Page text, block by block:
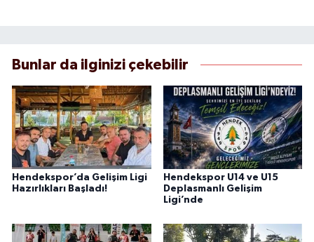
Bunlar da ilginizi çekebilir
Hendekspor’da Gelişim Ligi
Hazırlıkları Başladı!
Hendekspor U14 ve U15
Deplasmanlı Gelişim
Ligi’nde